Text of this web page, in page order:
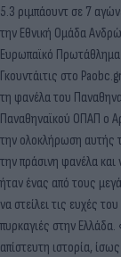
5.3 ριμπάουντ σε 7
την Εθνική Ομάδα
Ευρωπαϊκό Πρωτάθλημα
Γκουντάιτις στο
τη φανέλα του
Παναθηναϊκού ΟΠΑΠ ο
την ολοκλήρωση αυτής
την πράσινη φανέλα
ήταν ένας από τους
να στείλει τις ευχές
πυρκαγιές στην
απίστευτη ιστορία,